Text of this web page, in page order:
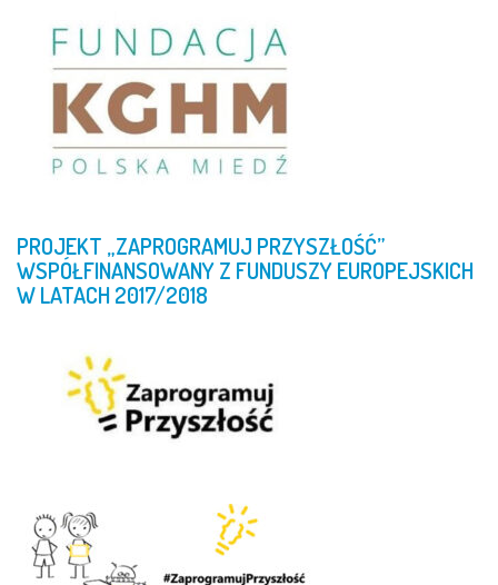
PROJEKT „ZAPROGRAMUJ PRZYSZŁOŚĆ”
WSPÓŁFINANSOWANYZ FUNDUSZYEUROPEJSKICH
WLATACH2017/2018